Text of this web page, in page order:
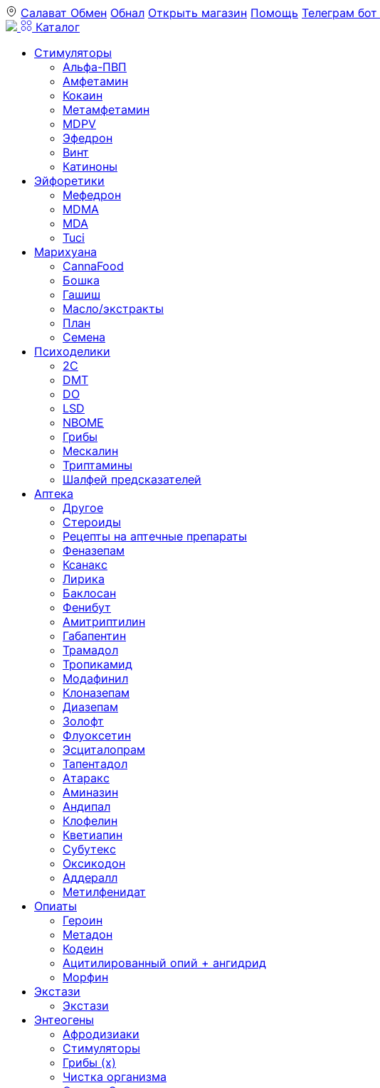
Салават Обмен Обнал Открыть магазин Помощь Телеграм бот
Каталог
Стимуляторы
Альфа-ПВП
Амфетамин
Кокаин
Метамфетамин
MDPV
Эфедрон
Винт
Катиноны
Эйфоретики
Мефедрон
MDMA
MDA
Tuci
Марихуана
CannaFood
Бошка
Гашиш
Масло/экстракты
План
Семена
Психоделики
2C
DMT
DO
LSD
NBOME
Грибы
Мескалин
Триптамины
Шалфей предсказателей
Аптека
Другое
Стероиды
Рецепты на аптечные препараты
Феназепам
Ксанакс
Лирика
Баклосан
Фенибут
Амитриптилин
Габапентин
Трамадол
Тропикамид
Модафинил
Клоназепам
Диазепам
Золофт
Флуоксетин
Эсциталопрам
Тапентадол
Атаракс
Аминазин
Андипал
Клофелин
Кветиапин
Субутекс
Оксикодон
Аддералл
Метилфенидат
Опиаты
Героин
Метадон
Кодеин
Ацитилированный опий + ангидрид
Морфин
Экстази
Экстази
Энтеогены
Афродизиаки
Стимуляторы
Грибы (х)
Чистка организма